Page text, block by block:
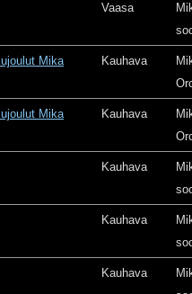
Vaasa
Mika
Kauhava
Mika
Kauhava
Kauhava
Kauhava
Kauhava